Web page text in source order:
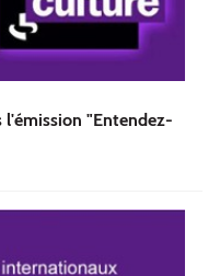
l'émission "Entendez-